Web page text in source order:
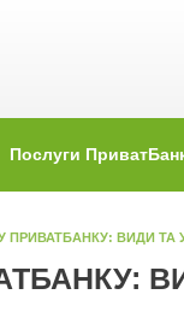
Послуги
ПРИВАТБАНКУ: ВИДИ ТА